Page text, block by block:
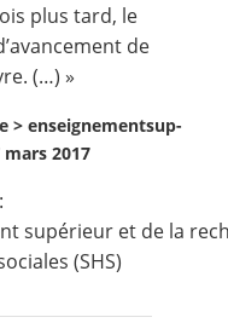
plus tard, le
de
(…) »
> enseignementsup-
2017
supérieur et de la
(SHS)